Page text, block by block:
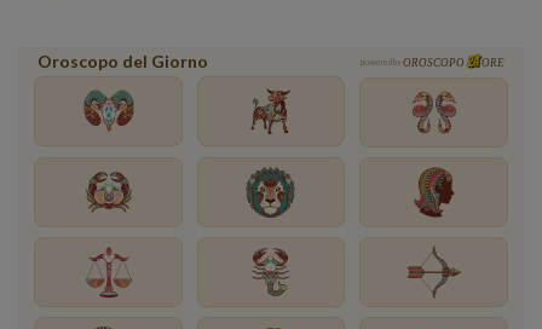
Oroscopo del Giorno powered by OROSCOPO ORE